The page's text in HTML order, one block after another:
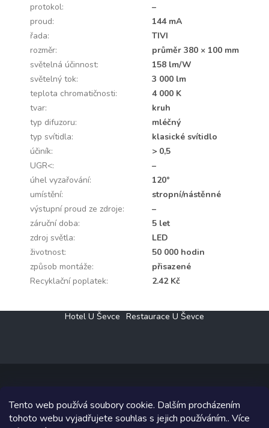
Tento web používá soubory cookie. Dalším procházením
tohoto webu vyjadřujete souhlas s jejich používáním.. Více
protokol:
–
proud:
144 mA
řada:
TIVI
rozměr:
průměr 380 × 100 mm
světelná účinnost:
158 lm/W
světelný tok:
3 000 lm
teplota chromatičnosti:
4 000 K
tvar:
kruh
typ difuzoru:
mléčný
typ svítidla:
klasické svítidlo
účiník:
> 0,5
UGR<:
–
úhel vyzařování:
120°
umístění:
stropní/nástěnné
výstupní proud ze zdroje:
–
záruční doba:
5 let
zdroj světla:
LED
životnost:
50 000 hodin
způsob montáže:
přisazené
Recyklační poplatek: 2.42 Kč
Hotel U Ševce Restaurace U Ševce
Copyright 2026Elektro Klesný s.r.o.. Všechna práva vyhrazena.